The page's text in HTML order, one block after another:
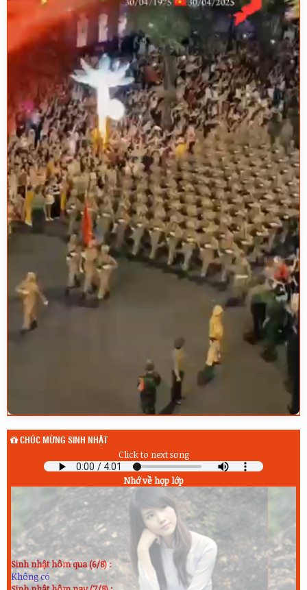
CHÚC MỪNG SINH NHẬT
Click to next song
Nhớ về họp lớp
Sinh nhật hôm qua (6/8) :
Không có
Sinh nhật hôm nay (7/8) :